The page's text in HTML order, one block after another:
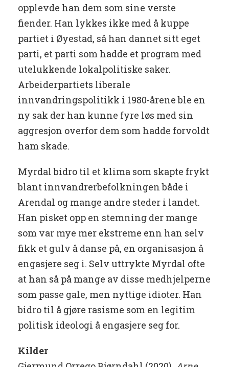
opplevde han dem som sine verste
fiender. Han lykkes ikke med å kuppe
partiet i Øyestad, så han dannet sitt eget
parti, et parti som hadde et program med
utelukkende lokalpolitiske saker.
Arbeiderpartiets liberale
innvandringspolitikk i 1980-årene ble en
ny sak der han kunne fyre løs med sin
aggresjon overfor dem som hadde forvoldt
ham skade.
Myrdal bidro til et klima som skapte frykt
blant innvandrerbefolkningen både i
Arendal og mange andre steder i landet.
Han pisket opp en stemning der mange
som var mye mer ekstreme enn han selv
fikk et gulv å danse på, en organisasjon å
engasjere seg i. Selv uttrykte Myrdal ofte
at han så på mange av disse medhjelperne
som passe gale, men nyttige idioter. Han
bidro til å gjøre rasisme som en legitim
politisk ideologi å engasjere seg for.
Kilder